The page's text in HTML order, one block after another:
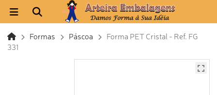
Formas Páscoa
Forma PET Cristal - Ref. FG
331